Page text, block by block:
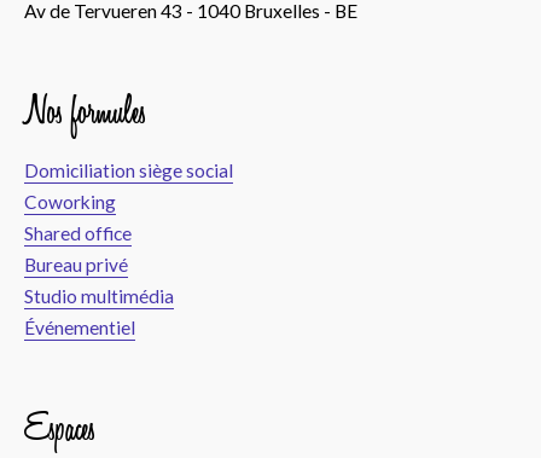
Av de Tervueren 43 - 1040 Bruxelles - BE
Nos formules
Domiciliation siège social
Coworking
Shared office
Bureau privé
Studio multimédia
Événementiel
Espaces